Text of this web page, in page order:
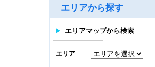
賃料合計
450,000
地上 2/8
31.88坪(105.204㎡)
エリアから探す
エリアマップから検索
エリア